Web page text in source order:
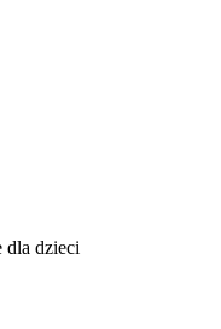
dla dzieci